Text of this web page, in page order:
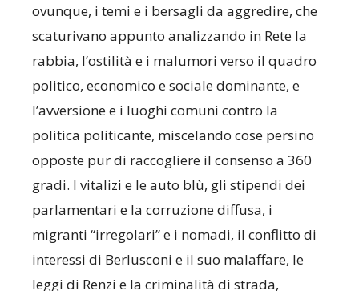
ovunque, i temi e i bersagli da aggredire, che
scaturivano appunto analizzando in Rete la
rabbia, l’ostilità e i malumori verso il quadro
politico, economico e sociale dominante, e
l’avversione e i luoghi comuni contro la
politica politicante, miscelando cose persino
opposte pur di raccogliere il consenso a 360
gradi. I vitalizi e le auto blù, gli stipendi dei
parlamentari e la corruzione diffusa, i
migranti “irregolari” e i nomadi, il conflitto di
interessi di Berlusconi e il suo malaffare, le
leggi di Renzi e la criminalità di strada,